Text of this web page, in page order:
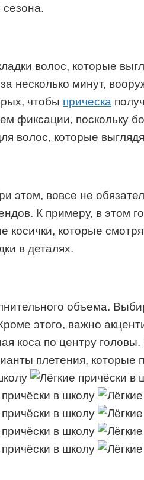
волос, которые
несколько минут,
чтобы прическа
фиксации, поскольку
волос, которые
этом, вовсе не
К примеру, в этом
которые
в деталях.
объема.
этого, важно
коса по центру
плетения,